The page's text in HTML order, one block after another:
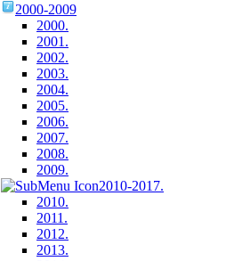
2000-2009
2000.
2001.
2002.
2003.
2004.
2005.
2006.
2007.
2008.
2009.
2010-2017.
2010.
2011.
2012.
2013.